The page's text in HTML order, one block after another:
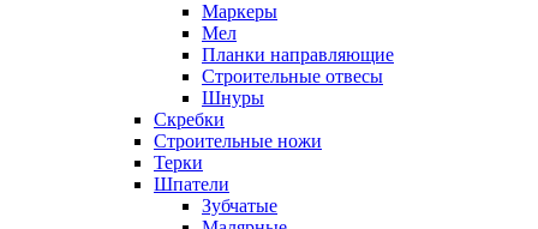
Маркеры
Мел
Планки направляющие
Строительные отвесы
Шнуры
Скребки
Строительные ножи
Терки
Шпатели
Зубчатые